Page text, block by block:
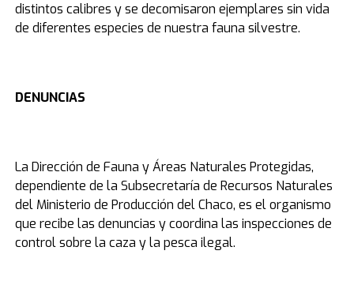
distintos calibres y se decomisaron ejemplares sin vida
de diferentes especies de nuestra fauna silvestre.
DENUNCIAS
La Dirección de Fauna y Áreas Naturales Protegidas,
dependiente de la Subsecretaría de Recursos Naturales
del Ministerio de Producción del Chaco, es el organismo
que recibe las denuncias y coordina las inspecciones de
control sobre la caza y la pesca ilegal.